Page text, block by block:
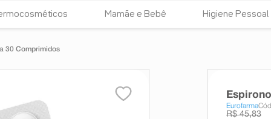
Mamãe e Bebê Higiene Pessoal
30 Comprimidos
Eurofarma
R$ 45,83